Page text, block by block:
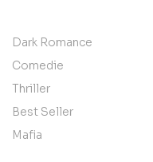
Dark Romance
Comedie
Thriller
Best Seller
Mafia